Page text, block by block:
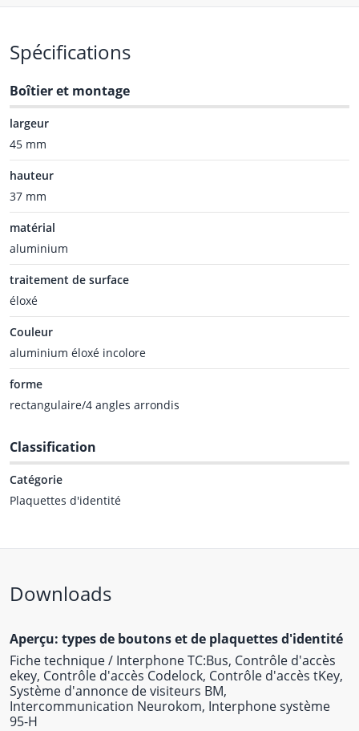
Spécifications
Boîtier et montage
largeur
45 mm
hauteur
37 mm
matérial
aluminium
traitement de surface
éloxé
Couleur
aluminium éloxé incolore
forme
rectangulaire/4 angles arrondis
Classification
Catégorie
Plaquettes d'identité
Downloads
Aperçu: types de boutons et de plaquettes d'identité
Fiche technique / Interphone TC:Bus, Contrôle d'accès
ekey, Contrôle d'accès Codelock, Contrôle d'accès tKey,
Système d'annonce de visiteurs BM,
Intercommunication Neurokom, Interphone système
95-H